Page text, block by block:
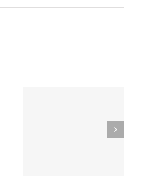
令和８年度 昭和
村老人クラブ連合